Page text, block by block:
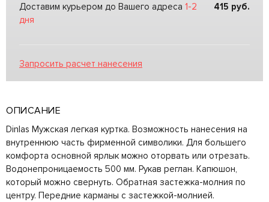
Доставим курьером до Вашего адреса 1-2
дня
415 руб.
Запросить расчет нанесения
ОПИСАНИЕ
Dinlas Мужская легкая куртка. Возможность нанесения на
внутреннюю часть фирменной символики. Для большего
комфорта основной ярлык можно оторвать или отрезать.
Водонепроницаемость 500 мм. Рукав реглан. Капюшон,
который можно свернуть. Обратная застежка-молния по
центру. Передние карманы с застежкой-молнией.